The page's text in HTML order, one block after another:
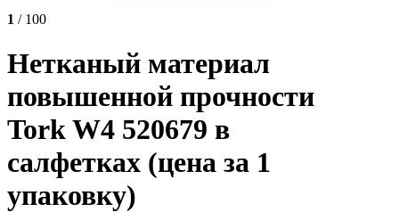
1 / 100
Нетканый материал
повышенной прочности
Tork W4 520679 в
салфетках (цена за 1
упаковку)